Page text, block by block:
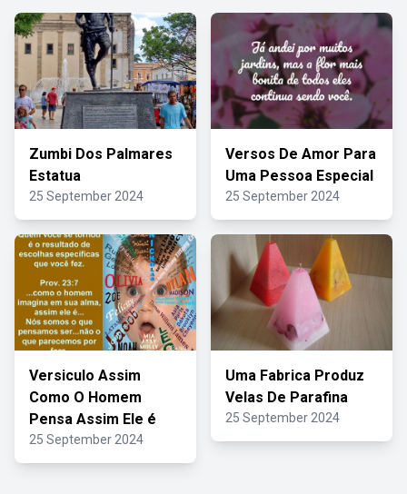
Zumbi Dos Palmares
Estatua
25 September 2024
Versos De Amor Para
Uma Pessoa Especial
25 September 2024
Versiculo Assim
Como O Homem
Pensa Assim Ele é
25 September 2024
Uma Fabrica Produz
Velas De Parafina
25 September 2024